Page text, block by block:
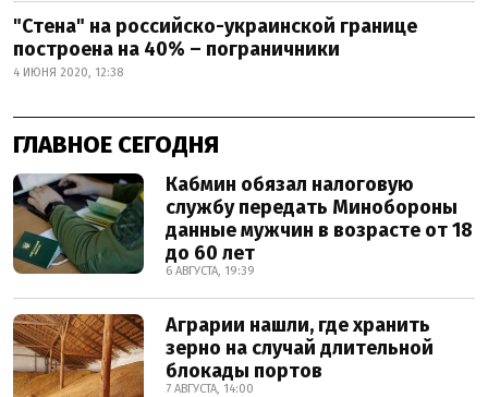
"Стена" на российско-украинской границе
построена на 40% – пограничники
4 ИЮНЯ 2020, 12:38
ГЛАВНОЕ СЕГОДНЯ
Кабмин обязал налоговую
службу передать Минобороны
данные мужчин в возрасте от 18
до 60 лет
6 АВГУСТА, 19:39
Аграрии нашли, где хранить
зерно на случай длительной
блокады портов
7 АВГУСТА, 14:00